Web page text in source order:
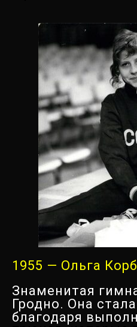
1955 — Ольга
Знаменитая
Гродно. Она
благодаря